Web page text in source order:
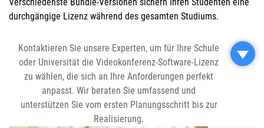
durchgängige Lizenz während des gesamten Studiums.
Kontaktieren Sie unsere Experten, um für Ihre Schule
oder Universität die Videokonferenz-Software-Lizenz
zu wählen, die sich an Ihre Anforderungen perfekt
anpasst. Wir beraten Sie umfassend und
unterstützen Sie vom ersten Planungsschritt bis zur
Realisierung.